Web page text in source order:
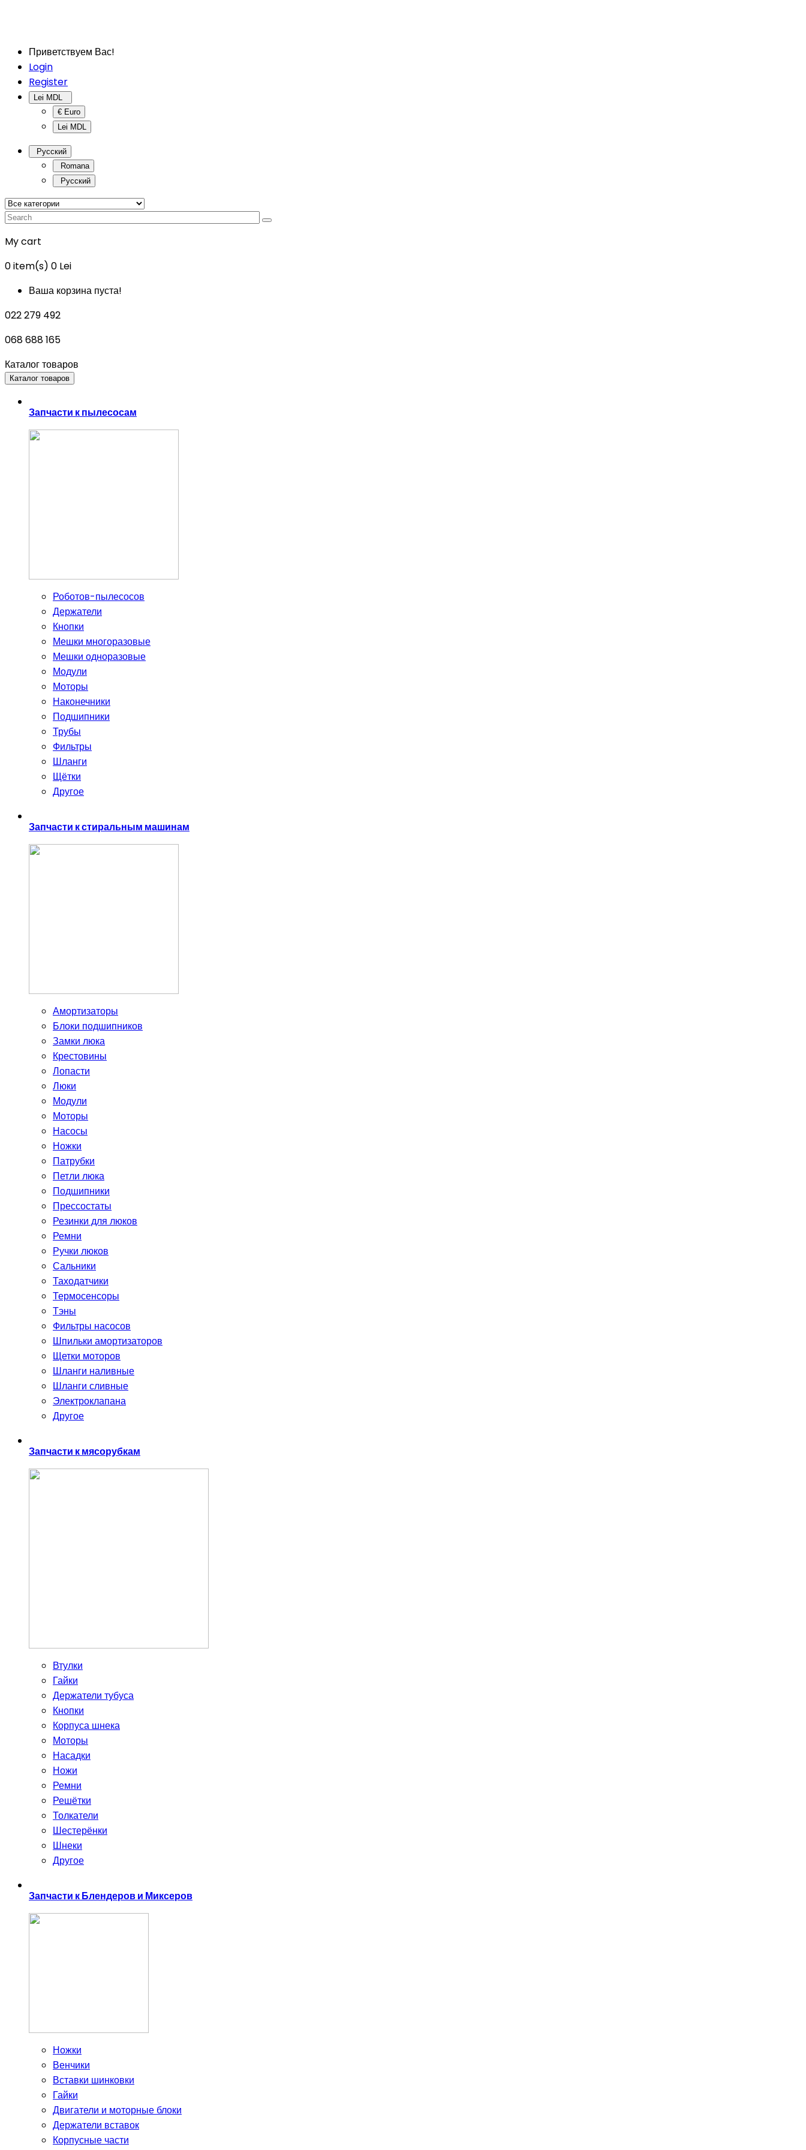
Приветствуем Вас!
Login
Register
€ Euro
Lei MDL
Русский
Romana
Русский
My cart
0item(s) 0 Lei
Ваша корзина пуста!
022 279 492
068 688 165
Каталог товаров
Каталог товаров
Запчасти к пылесосам
Роботов-пылесосов
Держатели
Кнопки
Мешки многоразовые
Мешки одноразовые
Модули
Моторы
Наконечники
Подшипники
Трубы
Фильтры
Шланги
Щётки
Другое
Запчасти к стиральным машинам
Амортизаторы
Блоки подшипников
Замки люка
Крестовины
Лопасти
Люки
Модули
Моторы
Насосы
Ножки
Патрубки
Петли люка
Подшипники
Прессостаты
Резинки для люков
Ремни
Ручки люков
Сальники
Таходатчики
Термосенсоры
Тэны
Фильтры насосов
Шпильки амортизаторов
Щетки моторов
Шланги наливные
Шланги сливные
Электроклапана
Другое
Запчасти к мясорубкам
Втулки
Гайки
Держатели тубуса
Кнопки
Корпуса шнека
Моторы
Насадки
Ножи
Ремни
Решётки
Толкатели
Шестерёнки
Шнеки
Другое
Запчасти к Блендеров и Миксеров
Ножки
Венчики
Вставки шинковки
Гайки
Двигатели и моторные блоки
Держатели вставок
Корпусные части